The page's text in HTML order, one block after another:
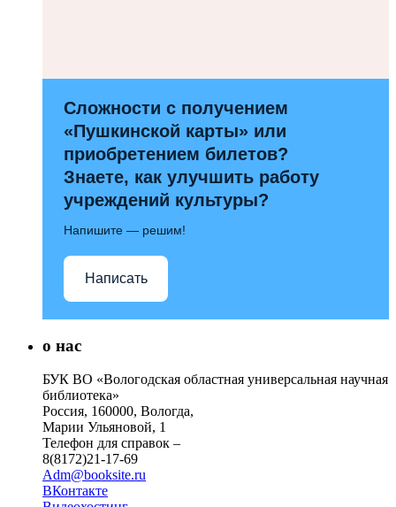
Сложности с получением
«Пушкинской карты» или
приобретением билетов?
Знаете, как улучшить работу
учреждений культуры?
Напишите — решим!
Написать
о нас
БУК ВО «Вологодская областная универсальная научная
библиотека»
Россия, 160000, Вологда,
Марии Ульяновой, 1
Телефон для справок –
8(8172)21-17-69
Adm@booksite.ru
ВКонтакте